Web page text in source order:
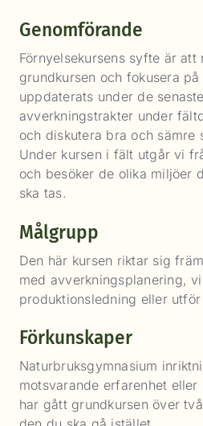
Genomförande
Förnyelsekursens syfte är
grundkursen och fokusera
uppdaterats under de
avverkningstrakter under
och diskutera bra och sämre
Under kursen i fält utgår vi
och besöker de olika miljöer
ska tas.
Målgrupp
Den här kursen riktar sig
med avverkningsplanering,
produktionsledning eller
Förkunskaper
Naturbruksgymnasium
motsvarande erfarenhet
har gått grundkursen över